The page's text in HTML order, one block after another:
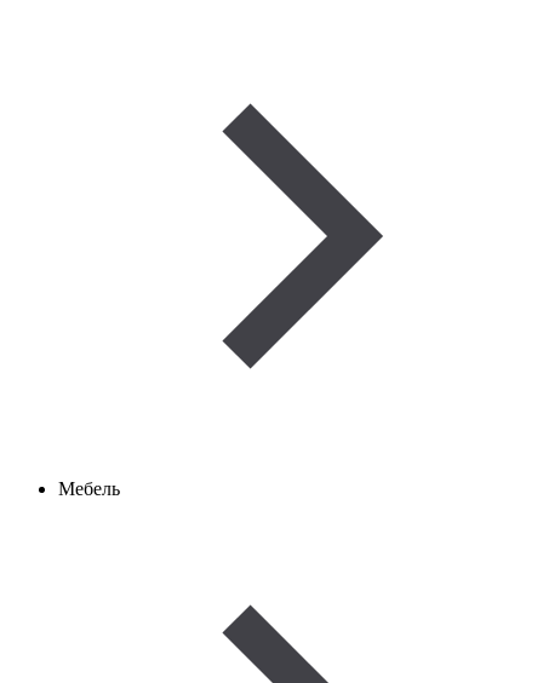
Мебель